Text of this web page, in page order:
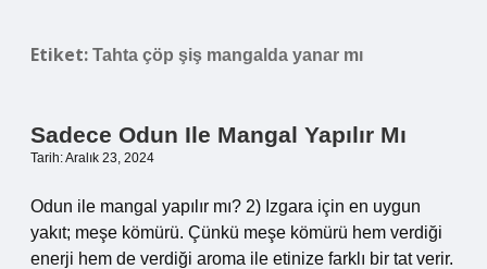
Etiket: Tahta çöp şiş mangalda yanar mı
Sadece Odun Ile Mangal Yapılır Mı
Tarih: Aralık 23, 2024
Odun ile mangal yapılır mı? 2) Izgara için en uygun
yakıt; meşe kömürü. Çünkü meşe kömürü hem verdiği
enerji hem de verdiği aroma ile etinize farklı bir tat verir.